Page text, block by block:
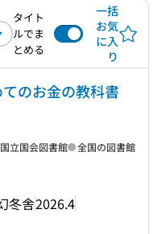
タイト
ルでま
とめる
一括
お気
に入
り
のお金の教科書
冬舎2026.4
国立国会図書館 全国の図書館